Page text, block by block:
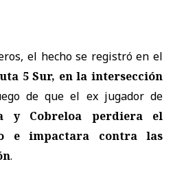
el hecho se registró en el
5 Sur, en la intersección
de que el ex jugador de
y Cobreloa perdiera el
e impactara contra las
.